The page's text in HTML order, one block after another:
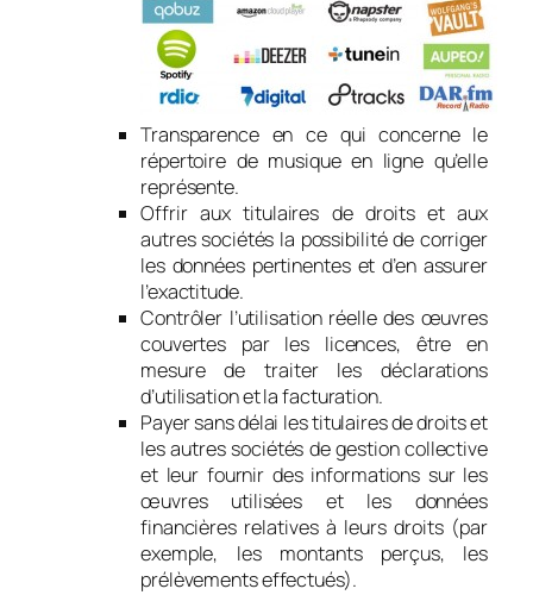
Transparence en ce qui concerne le
répertoire de musique en ligne qu’elle
représente.
Offrir aux titulaires de droits et aux
autres sociétés la possibilité de corriger
les données pertinentes et d’en assurer
l’exactitude.
Contrôler l’utilisation réelle des œuvres
couvertes par les licences, être en
mesure de traiter les déclarations
d’utilisation et la facturation.
Payer sans délai les titulaires de droits et
les autres sociétés de gestion collective
et leur fournir des informations sur les
œuvres utilisées et les données
financières relatives à leurs droits (par
exemple, les montants perçus, les
prélèvements effectués).